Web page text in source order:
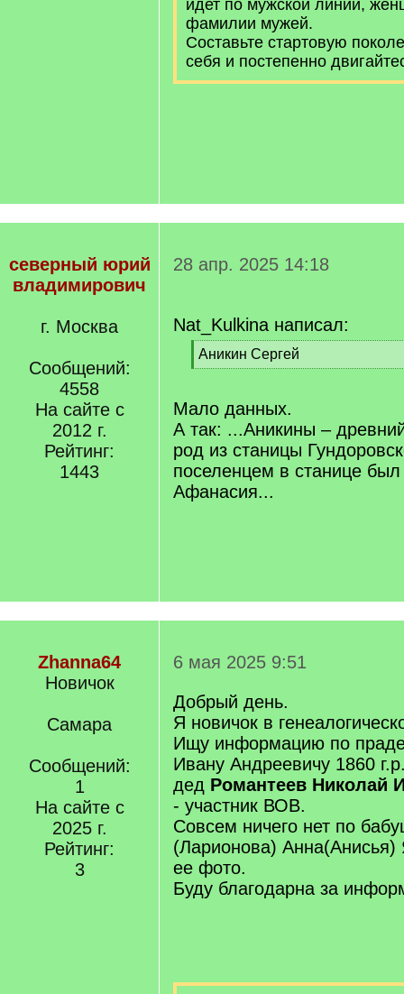
идет по мужской линии,
фамилии мужей.
Составьте стартовую
себя и постепенно
северный юрий
владимирович
г. Москва
Сообщений:
4558
На сайте с
2012 г.
Рейтинг:
1443
28 апр. 2025 14:18
Nat_Kulkina написал:
[
q
Аникин Сергей
[
q
]
Мало данных.
А так: ...Аникины –
род из станицы
поселенцем в станице
Афанасия...
Zhanna64
Новичок
Самара
Сообщений:
1
На сайте с
2025 г.
Рейтинг:
3
6 мая 2025 9:51
Добрый день.
Я новичок в
Ищу информацию по
Ивану Андреевичу 1860
дед Романтеев Николай
- участник ВОВ.
Совсем ничего нет по
(Ларионова) Анна(Анисья)
ее фото.
Буду благодарна за